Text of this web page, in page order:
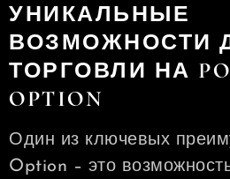
УНИКАЛЬНЫЕ
ВОЗМОЖНОСТИ
ТОРГОВЛИ НА
OPTION
Один из ключевых
Option – это